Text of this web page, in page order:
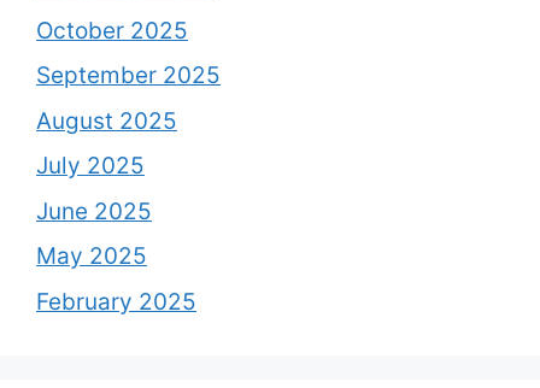
October 2025
September 2025
August 2025
July 2025
June 2025
May 2025
February 2025